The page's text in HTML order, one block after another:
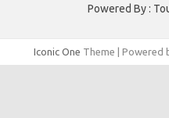
Powered By :
Iconic One Theme | Powered